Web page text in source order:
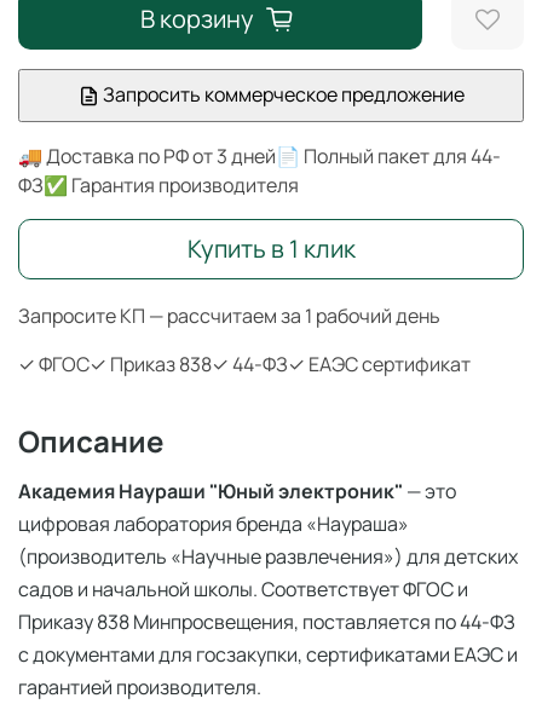
Запросите КП — рассчитаем за 1 рабочий день
✓ ФГОС✓ Приказ 838✓ 44-ФЗ✓ ЕАЭС сертификат
В корзину
Запросить коммерческое предложение
🚚 Доставка по РФ от 3 дней📄 Полный пакет для 44-
ФЗ✅ Гарантия производителя
Купить в 1 клик
Описание
Академия Наураши "Юный электроник" — это
цифровая лаборатория бренда «Наураша»
(производитель «Научные развлечения») для детских
садов и начальной школы. Соответствует ФГОС и
Приказу 838 Минпросвещения, поставляется по 44-ФЗ
с документами для госзакупки, сертификатами ЕАЭС и
гарантией производителя.